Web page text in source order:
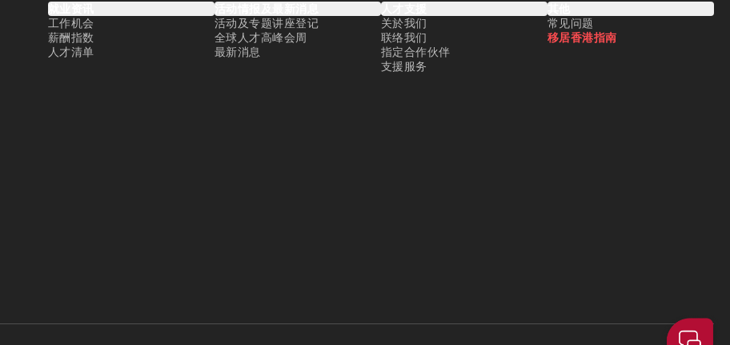
就业资讯
工作机会
薪酬指数
人才清单
活动情报及最新消息
活动及专题讲座登记
全球人才高峰会周
最新消息
人才支援
关於我们
联络我们
指定合作伙伴
支援服务
其他
常见问题
移居香港指南